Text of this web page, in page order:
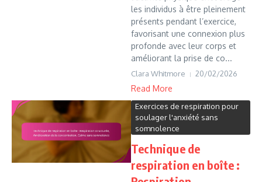
les individus à être pleinement
présents pendant l’exercice,
favorisant une connexion plus
profonde avec leur corps et
améliorant la prise de co...
Clara Whitmore 20/02/2026
Read More
Exercices de respiration pour
soulager l'anxiété sans
somnolence
Technique de
respiration en boîte :